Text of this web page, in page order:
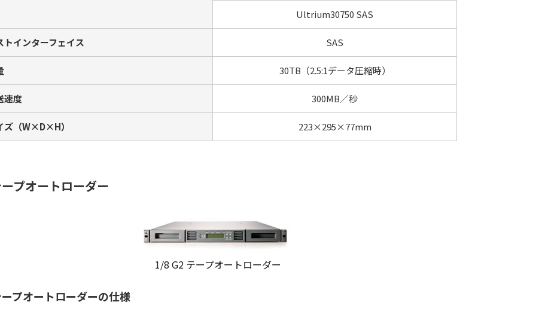
Ultrium30750 SAS
トインターフェイス SAS
30TB（2.5:1データ圧縮時）
速度 300MB／秒
ズ（W×D×H） 223×295×77mm
プオートローダー
1/8 G2 テープオートローダー
プオートローダーの仕様